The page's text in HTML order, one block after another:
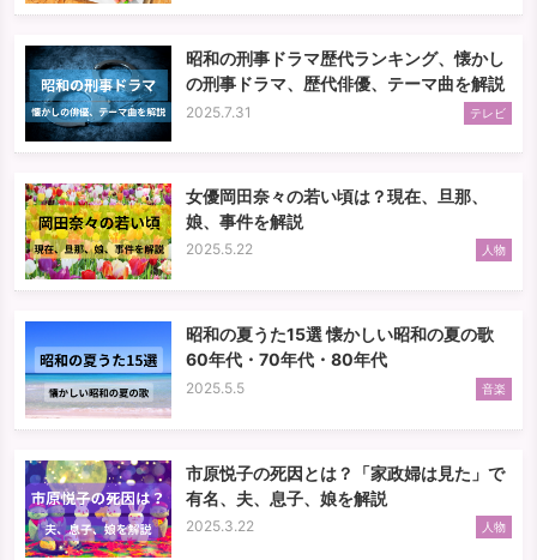
昭和の刑事ドラマ歴代ランキング、懐かし
の刑事ドラマ、歴代俳優、テーマ曲を解説
2025.7.31 テレビ
女優岡田奈々の若い頃は？現在、旦那、
娘、事件を解説
2025.5.22 人物
昭和の夏うた15選 懐かしい昭和の夏の歌
60年代・70年代・80年代
2025.5.5 音楽
市原悦子の死因とは？「家政婦は見た」で
有名、夫、息子、娘を解説
2025.3.22 人物